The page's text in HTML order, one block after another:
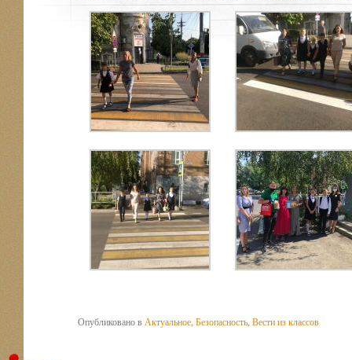
Опубликовано в Актуальное Безопасность Вести из классов